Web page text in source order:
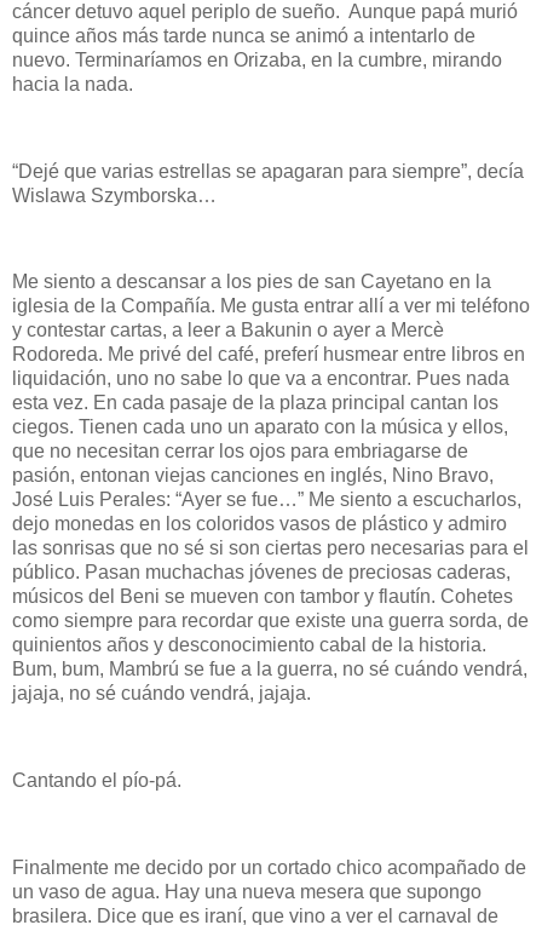
cáncer detuvo aquel periplo de sueño. Aunque papá murió
quince años más tarde nunca se animó a intentarlo de
nuevo. Terminaríamos en Orizaba, en la cumbre, mirando
hacia la nada.
“Dejé que varias estrellas se apagaran para siempre”, decía
Wislawa Szymborska…
Me siento a descansar a los pies de san Cayetano en la
iglesia de la Compañía. Me gusta entrar allí a ver mi teléfono
y contestar cartas, a leer a Bakunin o ayer a Mercè
Rodoreda. Me privé del café, preferí husmear entre libros en
liquidación, uno no sabe lo que va a encontrar. Pues nada
esta vez. En cada pasaje de la plaza principal cantan los
ciegos. Tienen cada uno un aparato con la música y ellos,
que no necesitan cerrar los ojos para embriagarse de
pasión, entonan viejas canciones en inglés, Nino Bravo,
José Luis Perales: “Ayer se fue…” Me siento a escucharlos,
dejo monedas en los coloridos vasos de plástico y admiro
las sonrisas que no sé si son ciertas pero necesarias para el
público. Pasan muchachas jóvenes de preciosas caderas,
músicos del Beni se mueven con tambor y flautín. Cohetes
como siempre para recordar que existe una guerra sorda, de
quinientos años y desconocimiento cabal de la historia.
Bum, bum, Mambrú se fue a la guerra, no sé cuándo vendrá,
jajaja, no sé cuándo vendrá, jajaja.
Cantando el pío-pá.
Finalmente me decido por un cortado chico acompañado de
un vaso de agua. Hay una nueva mesera que supongo
brasilera. Dice que es iraní, que vino a ver el carnaval de